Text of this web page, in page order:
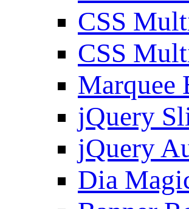
CSS
CSS
Marquee
jQuery
jQuery
Dia